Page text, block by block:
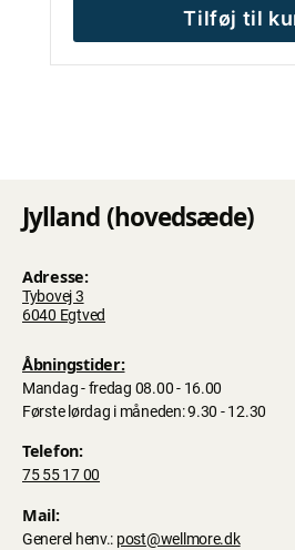
Tilføj til
Jylland (hovedsæde)
Adresse:
Tybovej 3
6040 Egtved
Åbningstider:
Mandag - fredag 08.00 - 16.00
Første lørdag i måneden: 9.30 - 12.30
Telefon:
75 55 17 00
Mail:
Generel henv.: post@wellmore.dk